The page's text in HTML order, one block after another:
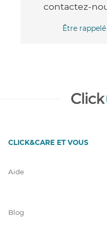
contactez-
Être
CLICK&CARE ET VOUS
Aide
Blog